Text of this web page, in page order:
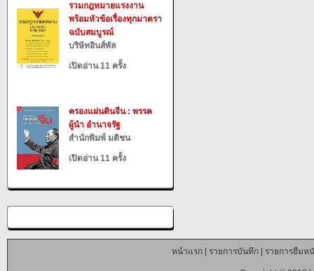
รวมกฎหมายแรงงาน
พร้อมหัวข้อเรื่องทุกมาตรา
ฉบับสมบูรณ์
บริษัทอินส์พัล
เปิดอ่าน 11 ครั้ง
ครองแผ่นดินจีน : พรรค
ผู้นำ อำนาจรัฐ
สำนักพิมพ์ มติชน
เปิดอ่าน 11 ครั้ง
หน้าแรก| รายการบันทึก| รายการยืมห